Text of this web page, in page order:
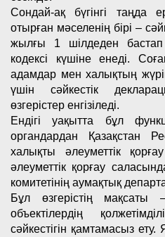
Сондай-ақ бүгінгі таңда
отырған мәселенің бірі –
жылғы 1 шілдеден
кодексі күшіне енеді.
адамдар мен халықтың
үшін сәйкестік
өзгерістер енгізіледі.
Ендігі уақытта бұл
органдардан Қазақстан
халықты әлеуметтік
әлеуметтік қорғау
комитетінің аумақтық
Бұл өзгерістің мақсаты
объектілердің
сәйкестігін қамтамасыз